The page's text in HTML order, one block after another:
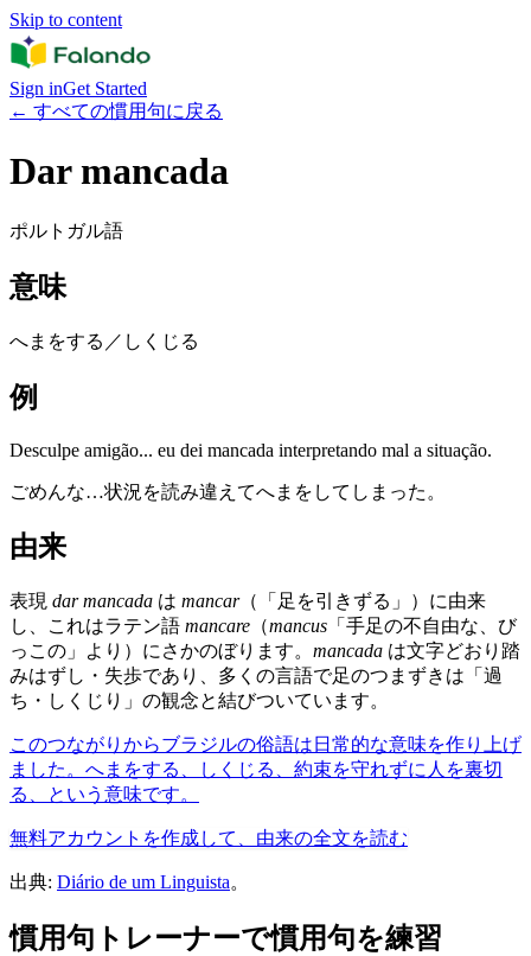
Skip to content
Sign inGet Started
← すべての慣用句に戻る
Dar mancada
ポルトガル語
意味
へまをする／しくじる
例
Desculpe amigão... eu dei mancada interpretando mal a situação.
ごめんな…状況を読み違えてへまをしてしまった。
由来
表現 dar mancada は mancar（「足を引きずる」）に由来
し、これはラテン語 mancare （mancus 「手足の不自由な、び
っこの」より）にさかのぼります。 mancada は文字どおり踏
みはずし・失歩であり、多くの言語で足のつまずきは「過
ち・しくじり」の観念と結びついています。
このつながりからブラジルの俗語は日常的な意味を作り上げ
ました。へまをする、しくじる、約束を守れずに人を裏切
る、という意味です。
無料アカウントを作成して、由来の全文を読む
出典: Diário de um Linguista。
慣用句トレーナーで慣用句を練習